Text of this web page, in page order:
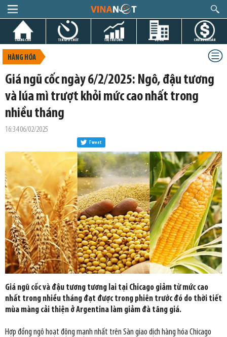
TRANG CHỦ TIN GIỜ CHÓT THỊ TRƯỜNG DỰ ÁN CHỨNG KHOÁN
HÀNG HÓA
Giá ngũ cốc ngày 6/2/2025: Ngô, đậu tương
và lúa mì trượt khỏi mức cao nhất trong
nhiều tháng
16:34 06/02/2025
Tweet
Giá ngũ cốc và đậu tương tương lai tại Chicago giảm từ mức cao
nhất trong nhiều tháng đạt được trong phiên trước đó do thời tiết
mùa màng cải thiện ở Argentina làm giảm đà tăng giá.
Hợp đồng ngô hoạt động mạnh nhất trên Sàn giao dịch hàng hóa Chicago